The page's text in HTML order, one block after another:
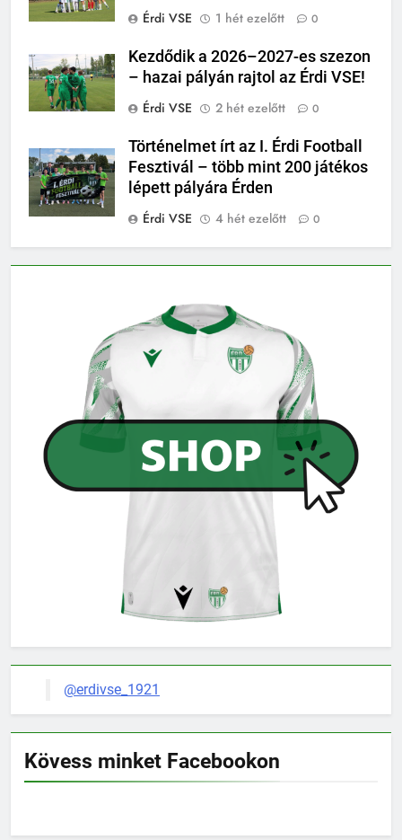
Érdi VSE
1 hét ezelőtt 0
Kezdődik a 2026–2027-es szezon
– hazai pályán rajtol az Érdi VSE!
Érdi VSE
2 hét ezelőtt 0
Történelmet írt az I. Érdi Football
Fesztivál – több mint 200 játékos
lépett pályára Érden
Érdi VSE
4 hét ezelőtt 0
@erdivse_1921
Kövess minket Facebookon